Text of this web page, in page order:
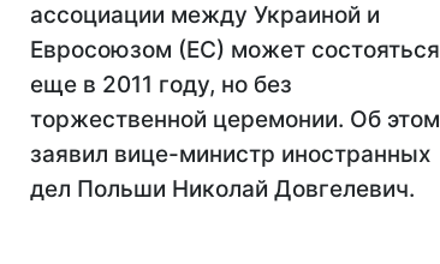
ассоциации между Украиной и
Евросоюзом (ЕС) может состояться
еще в 2011 году, но без
торжественной церемонии. Об этом
заявил вице-министр иностранных
дел Польши Николай Довгелевич.